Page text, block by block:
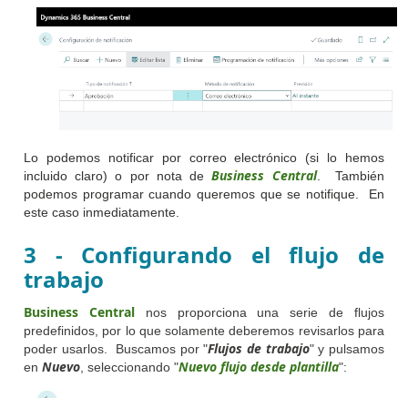
Lo podemos notificar por correo electrónico (si lo hemos
incluido claro) o por nota deBusiness Central. También
podemos programar cuando queremos que se notifique. En
este caso inmediatamente.
3 - Configurando el flujo de
trabajo
Business Central nos proporciona una serie de flujos
predefinidos, por lo que solamente deberemos revisarlos para
poder usarlos. Buscamos por "Flujos de trabajo" y pulsamos
en Nuevo, seleccionando "Nuevo flujo desde plantilla":